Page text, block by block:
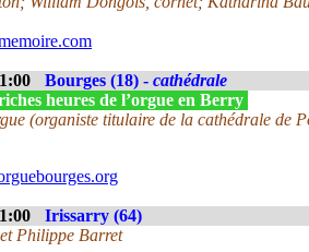
Bourges (18) - cathédrale
heures de l’orgue en Berry
(organiste titulaire de la cathédrale de
Irissarry (64)
Philippe Barret